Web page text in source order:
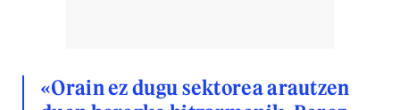
«Orain ez dugu sektorea arautzen